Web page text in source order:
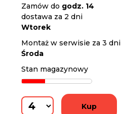
Zamów do godz. 14
dostawa za 2 dni
Wtorek
Montaż w serwisie za 3 dni
Środa
Stan magazynowy
Kup